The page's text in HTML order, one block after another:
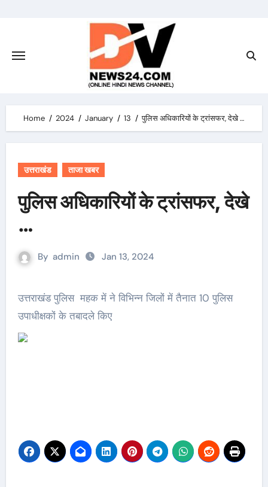
Home 2024 January 13 पुलिस अधिकारियों के ट्रांसफर, देखे …
उत्तराखंड ताजा खबर
पुलिस अधिकारियों के ट्रांसफर, देखे
…
By admin Jan 13, 2024
उत्तराखंड पुलिस महक में ने विभिन्न जिलों में तैनात 10 पुलिस
उपाधीक्षकों के तबादले किए